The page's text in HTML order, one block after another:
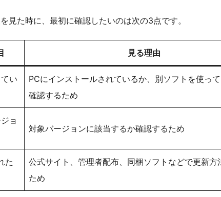
見た時に、最初に確認したいのは次の3点です。
見る理由
い
PCにインストールされているか、別ソフトを使っ
確認するため
ョ
対象バージョンに該当するか確認するため
た
公式サイト、管理者配布、同梱ソフトなどで更新方
ため